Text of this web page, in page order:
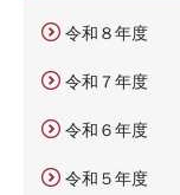
令和８年度
令和７年度
令和６年度
令和５年度